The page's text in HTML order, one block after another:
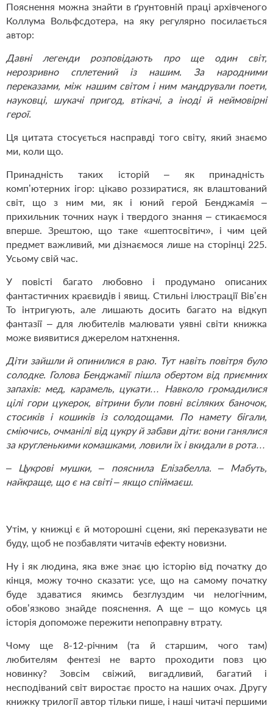
Пояснення можна знайти в ґрунтовній праці архівченого
Коллума Вольфсдотера, на яку регулярно посилається
автор:
Давні легенди розповідають про ще один світ,
нерозривно сплетений із нашим. За народними
переказами, між нашим світом і ним мандрували поети,
науковці, шукачі пригод, втікачі, а іноді й неймовірні
герої.
Ця цитата стосується насправді того світу, який знаємо
ми, коли що.
Принадність таких історій – як принадність
комп’ютерних ігор: цікаво роззиратися, як влаштований
світ, що з ним ми, як і юний герой Бенджамія –
прихильник точних наук і твердого знання – стикаємося
вперше. Зрештою, що таке «шептосвітич», і чим цей
предмет важливий, ми дізнаємося лише на сторінці 225.
Усьому свій час.
У повісті багато любовно і продумано описаних
фантастичних краєвидів і явищ. Стильні ілюстрації Вів’єн
То інтригують, але лишають досить багато на відкуп
фантазії – для любителів малювати уявні світи книжка
може виявитися джерелом натхнення.
Діти зайшли й опинилися в раю. Тут навіть повітря було
солодке. Голова Бенджамії пішла обертом від приємних
запахів: мед, карамель, цукати… Навколо громадилися
цілі гори цукерок, вітрини були повні всіляких баночок,
стосиків і кошиків із солодощами. По намету бігали,
сміючись, очманілі від цукру й забави діти: вони ганялися
за кругленькими комашками, ловили їх і вкидали в рота…
– Цукрові мушки, – пояснила Елізабелла. – Мабуть,
найкраще, що є на світі – якщо спіймаєш.
Утім, у книжці є й моторошні сцени, які переказувати не
буду, щоб не позбавляти читачів ефекту новизни.
Ну і як людина, яка вже знає цю історію від початку до
кінця, можу точно сказати: усе, що на самому початку
буде здаватися якимсь безглуздим чи нелогічним,
обов’язково знайде пояснення. А ще – що комусь ця
історія допоможе пережити непоправну втрату.
Чому ще 8-12-річним (та й старшим, чого там)
любителям фентезі не варто проходити повз цю
новинку? Зовсім свіжий, вигадливий, багатий і
несподіваний світ виростає просто на наших очах. Другу
книжку трилогії автор тільки пише, і наші читачі першими